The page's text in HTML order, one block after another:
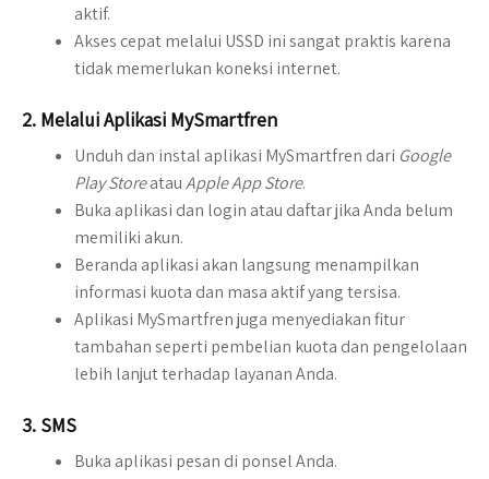
aktif.
Akses cepat melalui USSD ini sangat praktis karena
tidak memerlukan koneksi internet.
2. Melalui Aplikasi MySmartfren
Unduh dan instal aplikasi MySmartfren dari Google
Play StoreatauApple App Store.
Buka aplikasi dan login atau daftar jika Anda belum
memiliki akun.
Beranda aplikasi akan langsung menampilkan
informasi kuota dan masa aktif yang tersisa.
Aplikasi MySmartfren juga menyediakan fitur
tambahan seperti pembelian kuota dan pengelolaan
lebih lanjut terhadap layanan Anda.
3. SMS
Buka aplikasi pesan di ponsel Anda.